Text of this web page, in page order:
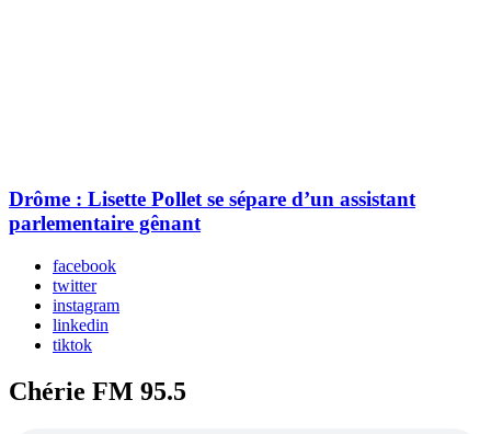
Drôme : Lisette Pollet se sépare d’un assistant
parlementaire gênant
facebook
twitter
instagram
linkedin
tiktok
Chérie FM 95.5